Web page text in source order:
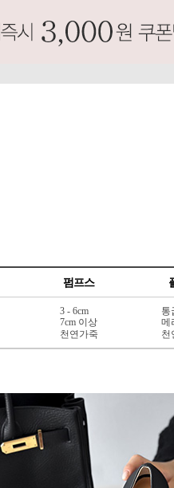
펌프스
3 - 6cm
7cm 이상
천연가죽
통
메
천